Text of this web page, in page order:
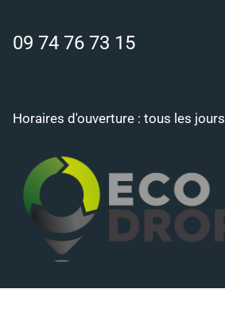
09 74 76 73 15
Horaires d'ouverture : tous les